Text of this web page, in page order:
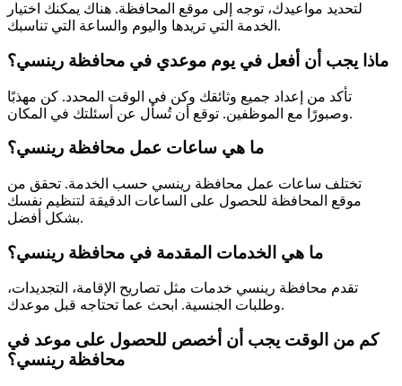
لتحديد مواعيدك، توجه إلى موقع المحافظة. هناك يمكنك اختيار
الخدمة التي تريدها واليوم والساعة التي تناسبك.
ماذا يجب أن أفعل في يوم موعدي في محافظة رينسي؟
تأكد من إعداد جميع وثائقك وكن في الوقت المحدد. كن مهذبًا
وصبورًا مع الموظفين. توقع أن تُسأل عن أسئلتك في المكان.
ما هي ساعات عمل محافظة رينسي؟
تختلف ساعات عمل محافظة رينسي حسب الخدمة. تحقق من
موقع المحافظة للحصول على الساعات الدقيقة لتنظيم نفسك
بشكل أفضل.
ما هي الخدمات المقدمة في محافظة رينسي؟
تقدم محافظة رينسي خدمات مثل تصاريح الإقامة، التجديدات،
وطلبات الجنسية. ابحث عما تحتاجه قبل موعدك.
كم من الوقت يجب أن أخصص للحصول على موعد في
محافظة رينسي؟